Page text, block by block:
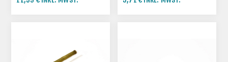
SR80 KR51 MZ